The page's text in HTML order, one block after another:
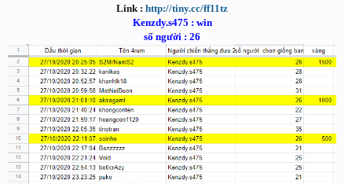
Link : http://tiny.cc/ff11tz
Kenzdy.s475 : win
số người : 26